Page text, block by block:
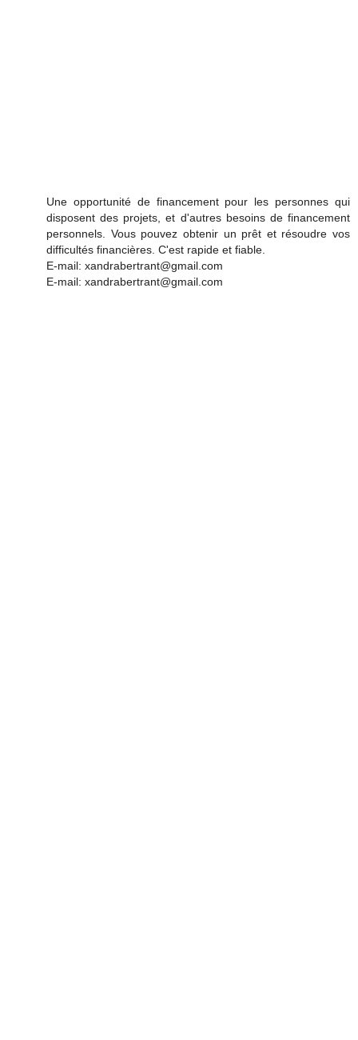
Une opportunité de financement pour les personnes qui
disposent des projets, et d'autres besoins de financement
personnels. Vous pouvez obtenir un prêt et résoudre vos
difficultés financières. C'est rapide et fiable.
E-mail: xandrabertrant@gmail.com
E-mail: xandrabertrant@gmail.com